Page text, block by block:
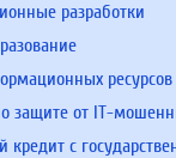
разработки
ресурсов
защите от IT-
кредит с